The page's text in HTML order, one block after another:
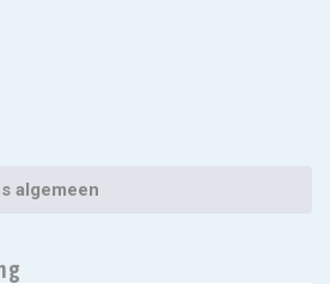
algemeen